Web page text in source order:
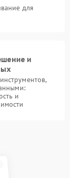
для
и
и